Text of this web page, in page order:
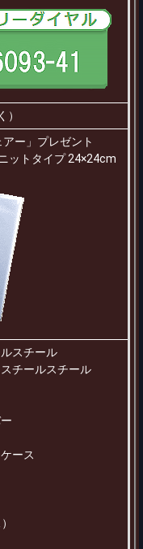
アー」プレゼント
ットタイプ 24×24cm
スチール
チールスチール
ース